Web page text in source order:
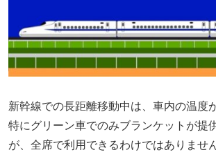
新幹線での長距離移動中は、車内の温度
特にグリーン車でのみブランケットが提
が、全席で利用できるわけではありません